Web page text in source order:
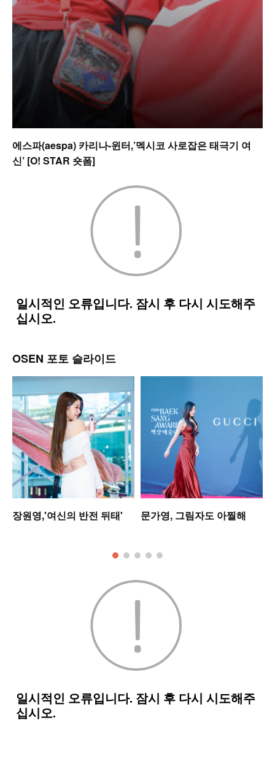
에스파(aespa) 카리나-윈터,’멕시코 사로잡은 태극기 여
신’ [O! STAR 숏폼]
OSEN 포토 슬라이드
장원영,'여신의 반전 뒤태' 문가영, 그림자도 아찔해